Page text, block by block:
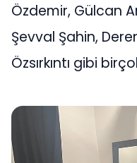
Özdemir, Gülcan
Şevval Şahin,
Özsırkıntı gibi